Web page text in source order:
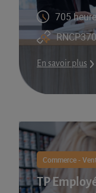
705
En savoir plus
Commerce -
TP